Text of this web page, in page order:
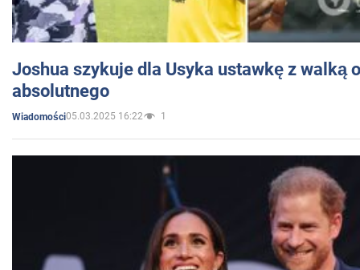
Joshua szykuje dla Usyka ustawkę z walką
absolutnego
Wiadomości05.03.2025 16:22 1